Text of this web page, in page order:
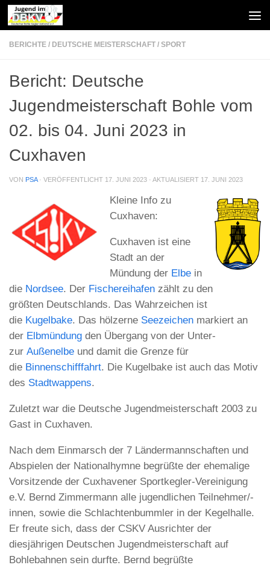
Zum Inhalt springen
BERICHTE / DEUTSCHE MEISTERSCHAFT / SPORT
Bericht: Deutsche
Jugendmeisterschaft Bohle vom
02. bis 04. Juni 2023 in
Cuxhaven
VON PSA · VERÖFFENTLICHT 17. JUNI 2023 · AKTUALISIERT 17. JUNI 2023
Kleine Info zu
Cuxhaven:
Cuxhaven ist eine
Stadt an der
Mündung der Elbein
die Nordsee. Der Fischereihafen zählt zu den
größten Deutschlands. Das Wahrzeichen ist
die Kugelbake. Das hölzerne Seezeichen markiert an
der Elbmündung den Übergang von der Unter-
zur Außenelbe und damit die Grenze für
die Binnenschifffahrt. Die Kugelbake ist auch das Motiv
des Stadtwappens.
Zuletzt war die Deutsche Jugendmeisterschaft 2003 zu
Gast in Cuxhaven.
Nach dem Einmarsch der 7 Ländermannschaften und
Abspielen der Nationalhymne begrüßte der ehemalige
Vorsitzende der Cuxhavener Sportkegler-Vereinigung
e.V. Bernd Zimmermann alle jugendlichen Teilnehmer/-
innen, sowie die Schlachtenbummler in der Kegelhalle.
Er freute sich, dass der CSKV Ausrichter der
diesjährigen Deutschen Jugendmeisterschaft auf
Bohlebahnen sein durfte. Bernd begrüßte